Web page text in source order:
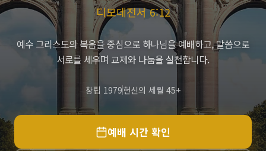
디모데전서 6:12
예수 그리스도의 복음을 중심으로 하나님을 예배하고, 말씀으로
서로를 세우며 교제와 나눔을 실천합니다.
창립 1979헌신의 세월 45+
예배 시간 확인